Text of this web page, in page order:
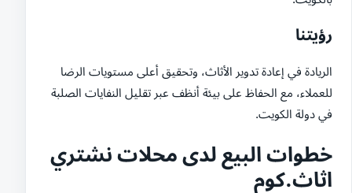
رؤيتنا
الريادة في إعادة تدوير الأثاث، وتحقيق أعلى مستويات الرضا
للعملاء، مع الحفاظ على بيئة أنظف عبر تقليل النفايات الصلبة
في دولة الكويت.
خطوات البيع لدى محلات نشتري
اثاث.كوم